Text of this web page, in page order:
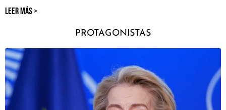
LEER MÁS >
PROTAGONISTAS